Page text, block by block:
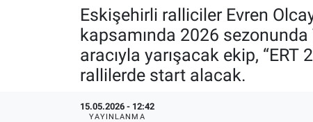
Eskişehirli ralliciler Evren
kapsamında 2026 sezonunda
aracıyla yarışacak ekip,
rallilerde start alacak.
15.05.2026 - 12:42
YAYINLANMA
Alış-Veriş/İş dünyası
Ekonomi
Kültür Sanat
Politika
Haber Arşivi